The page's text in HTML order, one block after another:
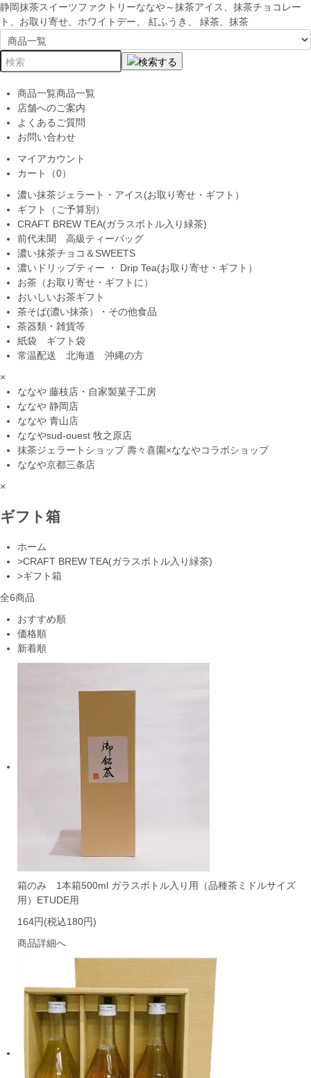
静岡抹茶スイーツファクトリーななや～抹茶アイス、抹茶チョコレー
ト、お取り寄せ、ホワイトデー、 紅ふうき、 緑茶、抹茶
商品一覧商品一覧
店舗へのご案内
よくあるご質問
お問い合わせ
マイアカウント
カート（0）
濃い抹茶ジェラート・アイス(お取り寄せ・ギフト）
ギフト（ご予算別）
CRAFT BREW TEA(ガラスボトル入り緑茶)
前代未聞 高級ティーバッグ
濃い抹茶チョコ＆SWEETS
濃いドリップティー ・ Drip Tea(お取り寄せ・ギフト）
お茶（お取り寄せ・ギフトに）
おいしいお茶ギフト
茶そば(濃い抹茶）・その他食品
茶器類・雑貨等
紙袋 ギフト袋
常温配送 北海道 沖縄の方
×
ななや 藤枝店・自家製菓子工房
ななや 静岡店
ななや 青山店
ななやsud-ouest 牧之原店
抹茶ジェラートショップ 壽々喜園×ななやコラボショップ
ななや京都三条店
×
ギフト箱
ホーム
>CRAFT BREW TEA(ガラスボトル入り緑茶)
>ギフト箱
全6商品
おすすめ順
価格順
新着順
箱のみ 1本箱500ml ガラスボトル入り用（品種茶ミドルサイズ
用）ETUDE用
164円(税込180円)
商品詳細へ